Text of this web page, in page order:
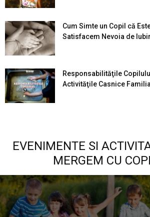
Cum Simte un Copil că
Satisfacem Nevoia de
Responsabilităţile
Activităţile Casnice
EVENIMENTE SI
MERGEM CU